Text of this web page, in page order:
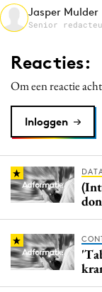
Media
Programmatic
Purpose Marketing
Reputatie & crisis
Jasper Mulder
Senior
Reacties:
Om een reactie
Inloggen